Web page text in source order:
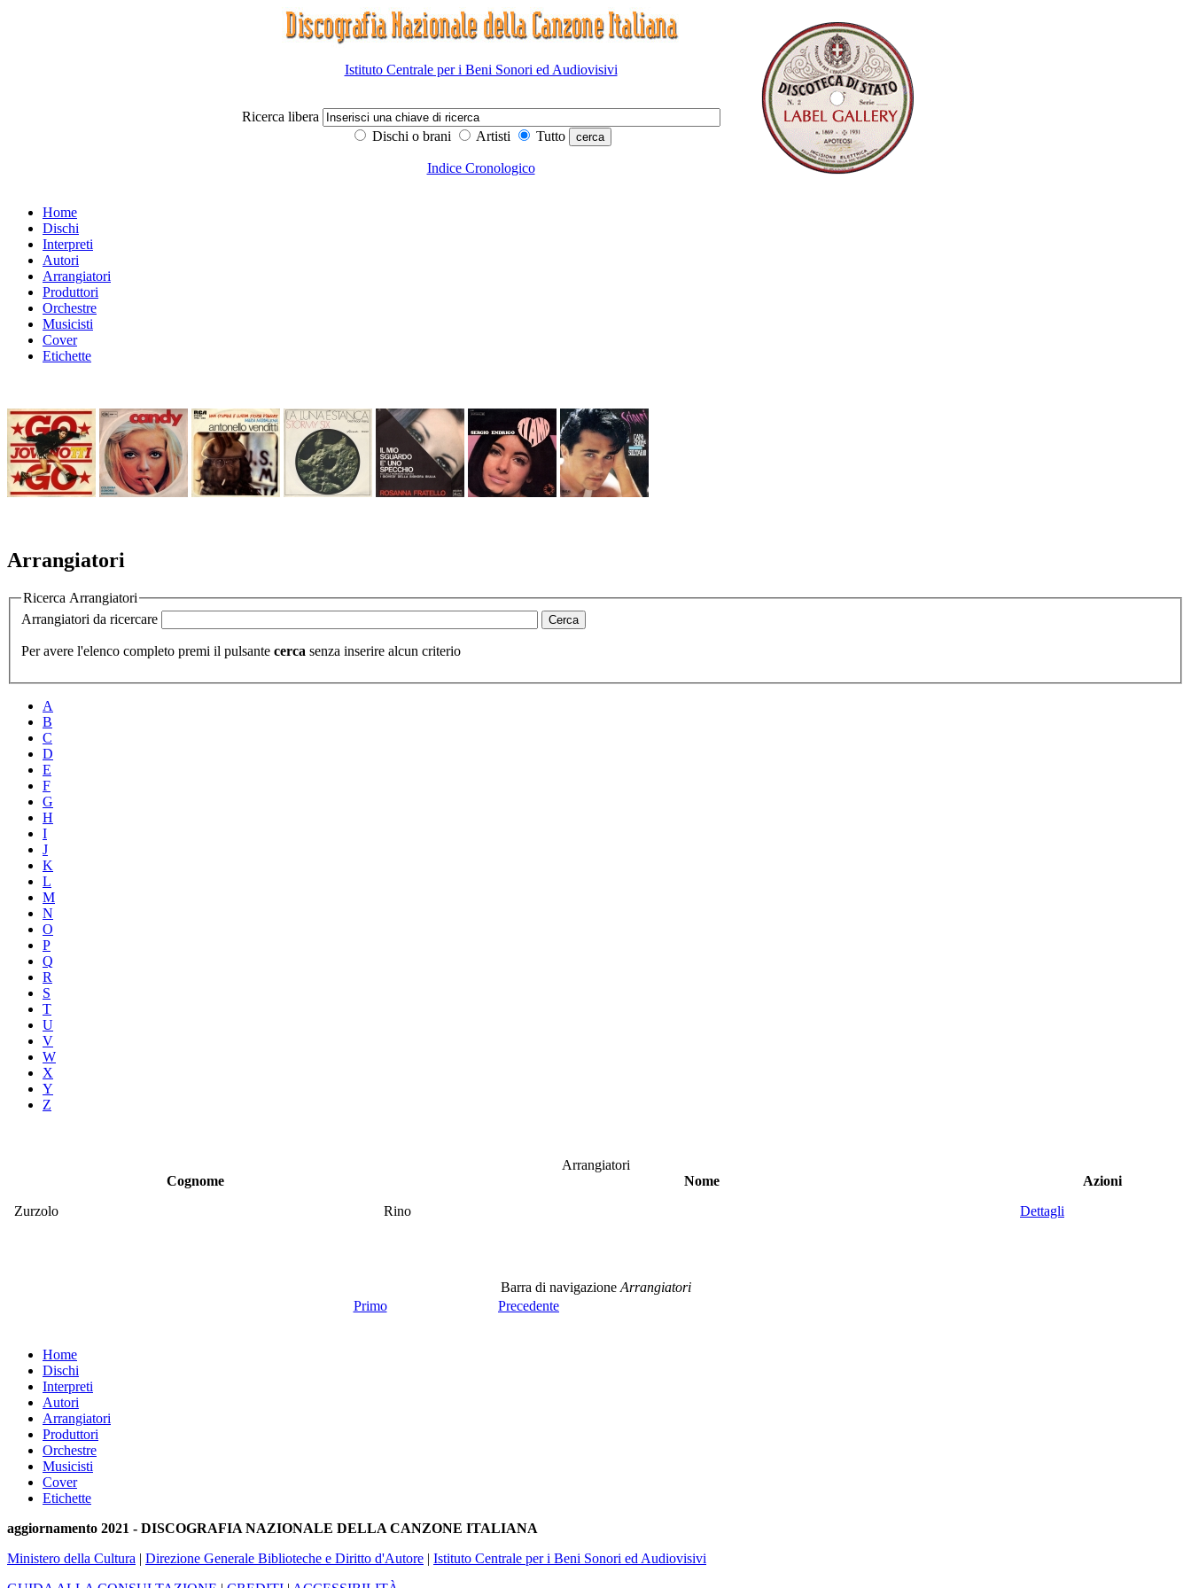
Istituto Centrale per i Beni Sonori ed Audiovisivi
Ricerca libera
Dischi o brani
Artisti Tutto
Indice Cronologico
Home
Dischi
Interpreti
Autori
Arrangiatori
Produttori
Orchestre
Musicisti
Cover
Etichette
Arrangiatori
Ricerca Arrangiatori
Arrangiatori da ricercare
Per avere l'elenco completo premi il pulsante cerca senza inserire alcun criterio
A
B
C
D
E
F
G
H
I
J
K
L
M
N
O
P
Q
R
S
T
U
V
W
X
Y
Z
Arrangiatori
Cognome
Nome
Azioni
Zurzolo
Rino Dettagli
Barra di navigazioneArrangiatori
Primo
Precedente
Home
Dischi
Interpreti
Autori
Arrangiatori
Produttori
Orchestre
Musicisti
Cover
Etichette
aggiornamento 2021 - DISCOGRAFIA NAZIONALE DELLA CANZONE ITALIANA
Ministero della Cultura | Direzione Generale Biblioteche e Diritto d'Autore | Istituto Centrale per i Beni Sonori ed Audiovisivi